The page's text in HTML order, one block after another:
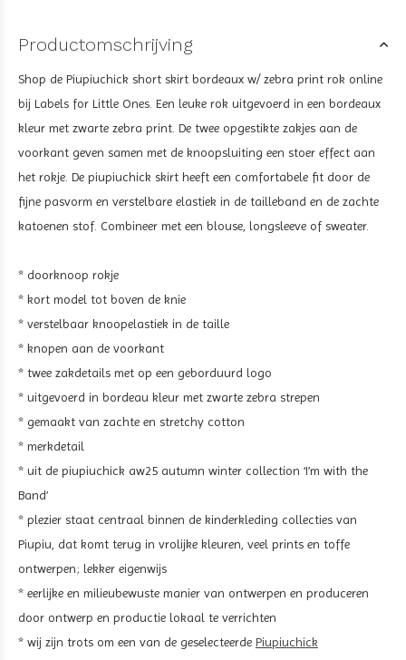
Productomschrijving
Shop de Piupiuchick short skirt bordeaux w/ zebra print rok online
bij Labels for Little Ones. Een leuke rok uitgevoerd in een bordeaux
kleur met zwarte zebra print. De twee opgestikte zakjes aan de
voorkant geven samen met de knoopsluiting een stoer effect aan
het rokje. De piupiuchick skirt heeft een comfortabele fit door de
fijne pasvorm en verstelbare elastiek in de tailleband en de zachte
katoenen stof. Combineer met een blouse, longsleeve of sweater.
* doorknoop rokje
* kort model tot boven de knie
* verstelbaar knoopelastiek in de taille
* knopen aan de voorkant
* twee zakdetails met op een geborduurd logo
* uitgevoerd in bordeau kleur met zwarte zebra strepen
* gemaakt van zachte en stretchy cotton
* merkdetail
* uit de piupiuchick aw25 autumn winter collection ‘I’m with the
Band’
* plezier staat centraal binnen de kinderkleding collecties van
Piupiu, dat komt terug in vrolijke kleuren, veel prints en toffe
ontwerpen; lekker eigenwijs
* eerlijke en milieubewuste manier van ontwerpen en produceren
door ontwerp en productie lokaal te verrichten
* wij zijn trots om een van de geselecteerde Piupiuchick